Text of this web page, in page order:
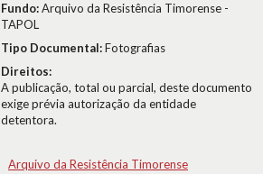
Fundo:Arquivo da Resistência Timorense -
TAPOL
Tipo Documental:Fotografias
Direitos:
A publicação, total ou parcial, deste documento
exige prévia autorização da entidade
detentora.
Arquivo da Resistência Timorense